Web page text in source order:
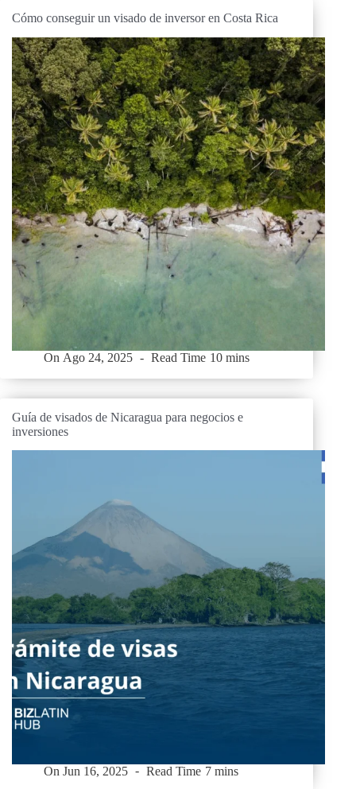
Cómo conseguir un visado de inversor en Costa Rica
On Ago 24, 2025 Read Time 10 mins
Guía de visados de Nicaragua para negocios e
inversiones
On Jun 16, 2025 Read Time 7 mins